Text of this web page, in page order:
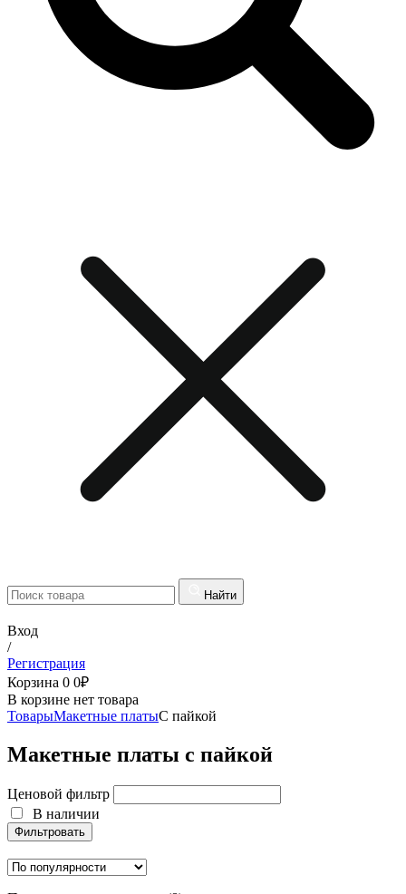
Найти
Вход
/
Регистрация
Корзина 0 0₽
В корзине нет товара
ТоварыМакетные платыС пайкой
Макетные платы с пайкой
Ценовой фильтр
В наличии
Фильтровать
В наличии